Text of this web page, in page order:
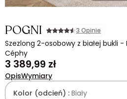
POGNI 3 Opinie
Szezlong 2-osobowy z białej bukli -
Céphy
3 389,99 zł
OpisWymiary
Kolor (odcień) : Biały